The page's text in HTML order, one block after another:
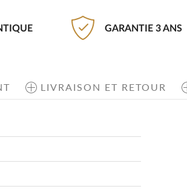
GARANTIE 3 ANS
LIVRAISON ET RETOUR